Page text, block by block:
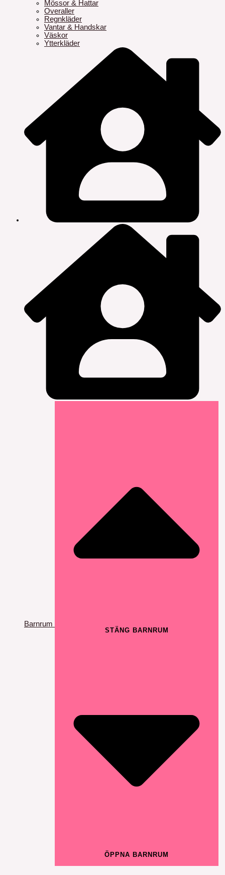
Mössor & Hattar
Overaller
Regnkläder
Vantar & Handskar
Väskor
Ytterkläder
Barnrum
STÄNG BARNRUM
ÖPPNA BARNRUM